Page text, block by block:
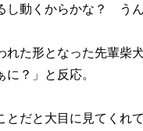
し動くからかな？ う
れた形となった先輩柴
？」と反応。
とだと大目に見てくれ